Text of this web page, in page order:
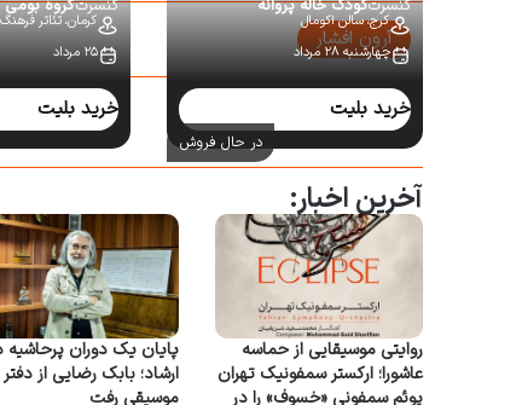
آرون افشار
سایر کنسرت‌ها:
کنسرتکودک خاله پروانه
کرج،سالن اکومال
چهارشنبه ۲۸ مرداد
خرید بلیت
در حال فروش
کنسرتگروه بومی
کرمان،تئاتر
۲۵ مرداد
خرید بلیت
آخرین اخبار:
روایتی موسیقایی از حماسه
عاشورا؛ ارکستر سمفونیک تهران
پوئم سمفونی «خسوف» را در
پایان یک دوران پرحاشیه
ارشاد؛ بابک رضایی از دفتر
موسیقی رفت